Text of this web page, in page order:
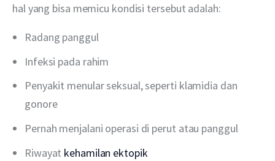
hal yang bisa memicu kondisi tersebut adalah:
Radang panggul
Infeksi pada rahim
Penyakit menular seksual, seperti klamidia dan
gonore
Pernah menjalani operasi di perut atau panggul
Riwayat kehamilan ektopik